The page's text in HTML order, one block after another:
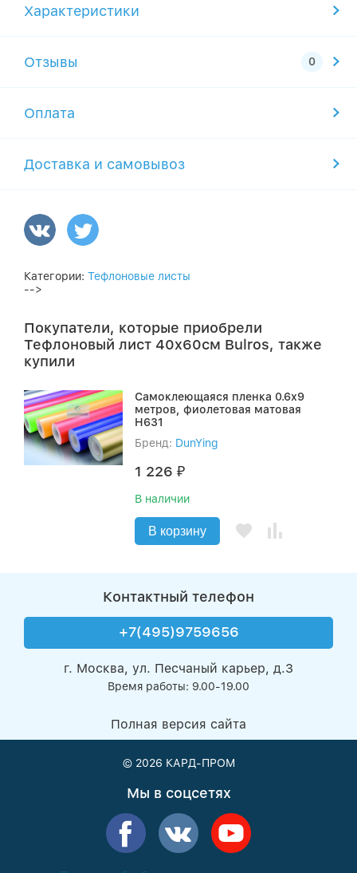
Характеристики
Отзывы
Оплата
Доставка и самовывоз
Категории: Тефлоновые листы
-->
Покупатели, которые приобрели
Тефлоновый лист 40x60см Bulros, также
купили
Самоклеющаяся пленка 0.6х9
метров, фиолетовая матовая
H631
Бренд: DunYing
1 226₽
В наличии
В корзину
Контактный телефон
+7(495)9759656
г. Москва, ул. Песчаный карьер, д.3
Время работы: 9.00-19.00
Полная версия сайта
© 2026 КАРД-ПРОМ
Мы в соцсетях